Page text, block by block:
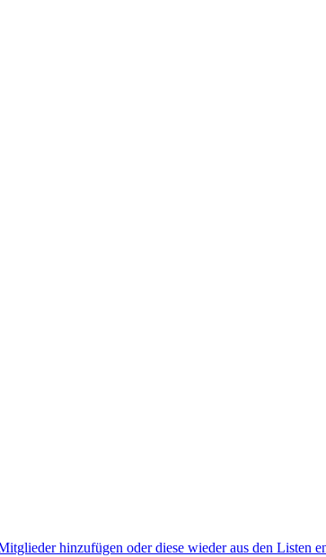
hinzufügen oder diese wieder aus den Listen